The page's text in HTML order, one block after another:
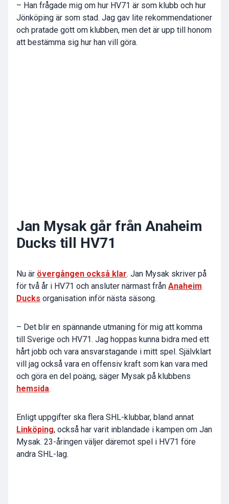
– Han frågade mig om hur HV71 är som klubb och hur
Jönköping är som stad. Jag gav lite rekommendationer
och pratade gott om klubben, men det är upp till honom
att bestämma sig hur han vill göra.
Jan Mysak går från Anaheim
Ducks till HV71
Nu är övergången också klar. Jan Mysak skriver på
för två år i HV71 och ansluter närmast från Anaheim
Ducks organisation inför nästa säsong.
– Det blir en spännande utmaning för mig att komma
till Sverige och HV71. Jag hoppas kunna bidra med ett
hårt jobb och vara ansvarstagande i mitt spel. Självklart
vill jag också vara en offensiv kraft som kan vara med
och göra en del poäng, säger Mysak på klubbens
hemsida.
Enligt uppgifter ska flera SHL-klubbar, bland annat
Linköping, också har varit inblandade i kampen om Jan
Mysak. 23-åringen väljer däremot spel i HV71 före
andra SHL-lag.